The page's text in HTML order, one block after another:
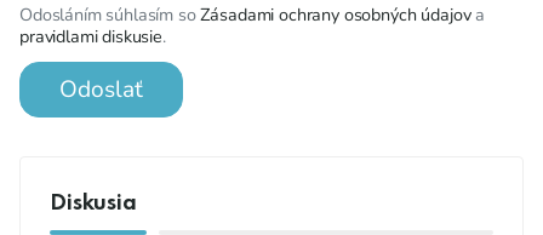
Odosláním súhlasím soZásadami ochrany osobných údajova
pravidlami diskusie.
Odoslať
Diskusia